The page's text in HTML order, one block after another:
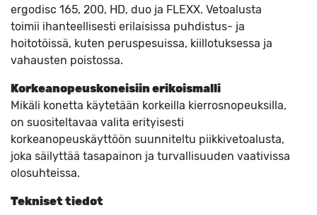
ergodisc 165, 200, HD, duo ja FLEXX. Vetoalusta
toimii ihanteellisesti erilaisissa puhdistus- ja
hoitotöissä, kuten peruspesuissa, kiillotuksessa ja
vahausten poistossa.
Korkeanopeuskoneisiin erikoismalli
Mikäli konetta käytetään korkeilla kierrosnopeuksilla,
on suositeltavaa valita erityisesti
korkeanopeuskäyttöön suunniteltu piikkivetoalusta,
joka säilyttää tasapainon ja turvallisuuden vaativissa
olosuhteissa.
Tekniset tiedot